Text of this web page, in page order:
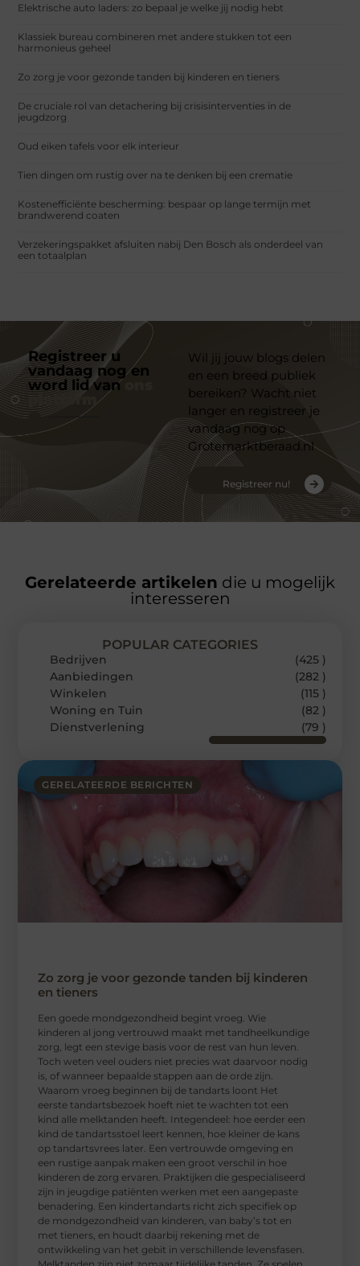
Elektrische auto laders: zo bepaal je welke jij nodig hebt
Klassiek bureau combineren met andere stukken tot een
harmonieus geheel
Zo zorg je voor gezonde tanden bij kinderen en tieners
De cruciale rol van detachering bij crisisinterventies in de
jeugdzorg
Oud eiken tafels voor elk interieur
Tien dingen om rustig over na te denken bij een crematie
Kostenefficiënte bescherming: bespaar op lange termijn met
brandwerend coaten
Verzekeringspakket afsluiten nabij Den Bosch als onderdeel van
een totaalplan
Registreer u
vandaag nog en
word lid van
platform
Wil jij jouw blogs delen
en een breed publiek
bereiken? Wacht niet
langer en registreer je
vandaag nog op
Grotemarktberaad.nl
Registreer nu!
Gerelateerde artikelen die u mogelijk
interesseren
GERELATEERDE BERICHTEN
Zo zorg je voor gezonde tanden bij kinderen
en tieners
Een goede mondgezondheid begint vroeg. Wie
kinderen al jong vertrouwd maakt met tandheelkundige
zorg, legt een stevige basis voor de rest van hun leven.
Toch weten veel ouders niet precies wat daarvoor nodig
is, of wanneer bepaalde stappen aan de orde zijn.
Waarom vroeg beginnen bij de tandarts loont Het
eerste tandartsbezoek hoeft niet te wachten tot een
kind alle melktanden heeft. Integendeel: hoe eerder een
kind de tandartsstoel leert kennen, hoe kleiner de kans
op tandartsvrees later. Een vertrouwde omgeving en
een rustige aanpak maken een groot verschil in hoe
kinderen de zorg ervaren. Praktijken die gespecialiseerd
zijn in jeugdige patiënten werken met een aangepaste
benadering. Een kindertandarts richt zich specifiek op
de mondgezondheid van kinderen, van baby’s tot en
met tieners, en houdt daarbij rekening met de
ontwikkeling van het gebit in verschillende levensfasen.
POPULAR CATEGORIES
Bedrijven
(425 )
Aanbiedingen
(282 )
Winkelen
(115 )
Woning en Tuin
(82 )
Dienstverlening
(79 )